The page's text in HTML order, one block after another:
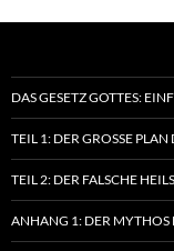
DAS GESETZ GOTTES:
TEIL 1: DER GROSSE PLAN
TEIL 2: DER FALSCHE
ANHANG 1: DER MYTHOS